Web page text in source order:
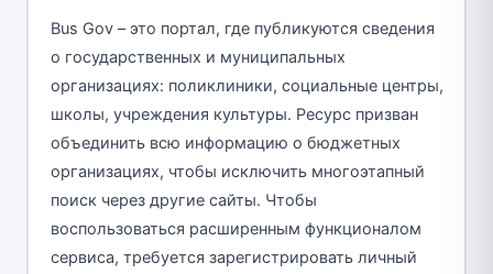
Bus Gov – это портал, где публикуются сведения
о государственных и муниципальных
организациях: поликлиники, социальные центры,
школы, учреждения культуры. Ресурс призван
объединить всю информацию о бюджетных
организациях, чтобы исключить многоэтапный
поиск через другие сайты. Чтобы
воспользоваться расширенным функционалом
сервиса, требуется зарегистрировать личный